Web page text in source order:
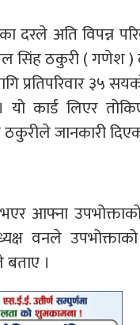
दरले अति विपन्न
सिंह ठकुरी ( गणेश )
प्रतिपरिवार ३५
यो कार्ड लिएर
जानकारी
आफ्ना उपभोक्ताको
वनले
।